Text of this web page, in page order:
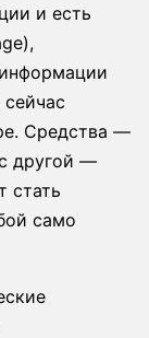
и есть
Средства —
другой —
стать
само